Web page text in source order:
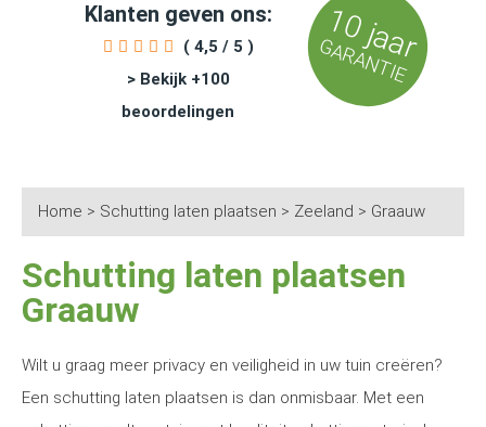
Klanten geven ons:
( 4,5 / 5 )
> Bekijk +100
beoordelingen
10 jaar
GARANTIE
Home > Schutting laten plaatsen > Zeeland > Graauw
Schutting laten plaatsen
Graauw
Wilt u graag meer privacy en veiligheid in uw tuin creëren?
Een schutting laten plaatsen is dan onmisbaar. Met een